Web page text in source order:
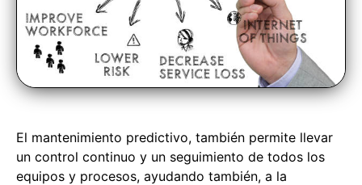
El mantenimiento predictivo, también permite llevar
un control continuo y un seguimiento de todos los
equipos y procesos, ayudando también, a la